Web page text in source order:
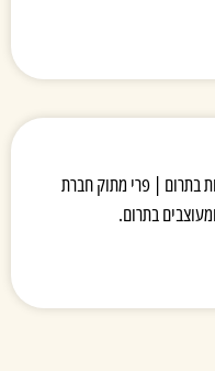
| פרי מתוק חברת
בתרום.